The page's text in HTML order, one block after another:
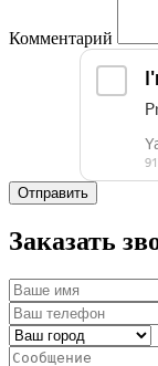
Комментарий
Отправить
Заказать